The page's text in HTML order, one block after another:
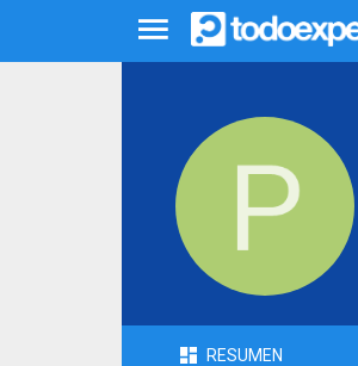
RESUMEN